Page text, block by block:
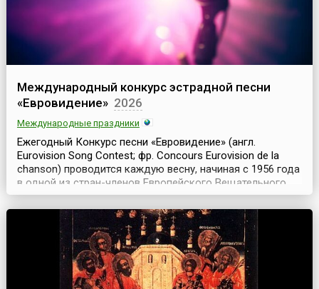
Международный конкурс эстрадной песни
«Евровидение» 2026
Международные праздники
Ежегодный Конкурс песни «Евровидение» (англ.
Eurovision Song Contest; фр. Concours Eurovision de la
chanson) проводится каждую весну, начиная с 1956 года
в одной из стран-членов Европейского Вещательного
Союза. С 1995 года это событие происходит в мае
месяце, а предшествующие конкурсы проводились как в
мае, так и в марте, и апреле.В 2026 году первый и второй
полуфиналы состоятся 12 и 14 мая, а...